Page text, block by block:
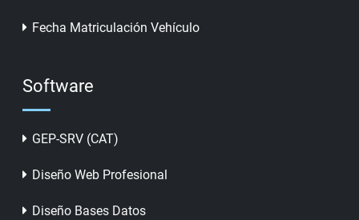
Fecha Matriculación Vehículo
Software
GEP-SRV (CAT)
Diseño Web Profesional
Diseño Bases Datos